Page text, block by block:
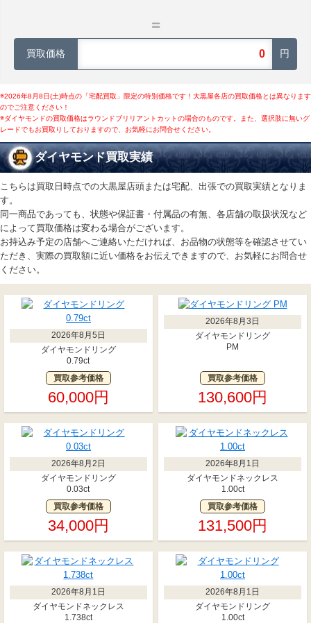
買取価格 円
※2026年8月8日(土)時点の「宅配買取」限定の特別価格です！大黒屋各店の買取価格とは異なります
のでご注意ください！
※ダイヤモンドの買取価格はラウンドブリリアントカットの場合のものです。また、選択肢に無いグ
レードでもお買取りしておりますので、お気軽にお問合せください。
ダイヤモンド買取実績
こちらは買取日時点での大黒屋店頭または宅配、出張での買取実績となりま
す。
同一商品であっても、状態や保証書・付属品の有無、各店舗の取扱状況など
によって買取価格は変わる場合がございます。
お持込み予定の店舗へご連絡いただければ、お品物の状態等を確認させてい
ただき、実際の買取額に近い価格をお伝えできますので、お気軽にお問合せ
ください。
2026年8月5日
ダイヤモンドリング
0.79ct
買取参考価格
60,000円
2026年8月3日
ダイヤモンドリング
PM
買取参考価格
130,600円
2026年8月2日
ダイヤモンドリング
0.03ct
買取参考価格
34,000円
2026年8月1日
ダイヤモンドネックレス
1.00ct
買取参考価格
131,500円
2026年8月1日
ダイヤモンドネックレス
1.738ct
2026年8月1日
ダイヤモンドリング
1.00ct